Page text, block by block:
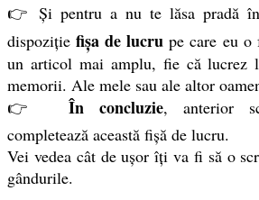
👉 Și pentru a nu te lăsa pradă
dispozițiefișa de lucru pe care eu o
un articol mai amplu, fie că lucrez
memorii. Ale mele sau ale altor
👉În concluzie, anterior
completează această fișă de lucru.
Vei vedea cât de ușor îți va fi să o
gândurile.